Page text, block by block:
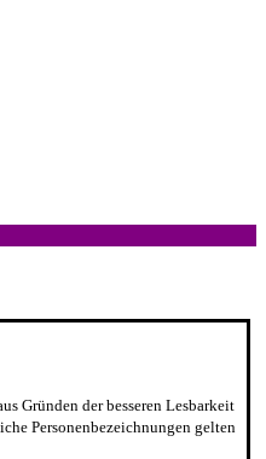
Gründen der besseren Lesbarkeit
Personenbezeichnungen gelten